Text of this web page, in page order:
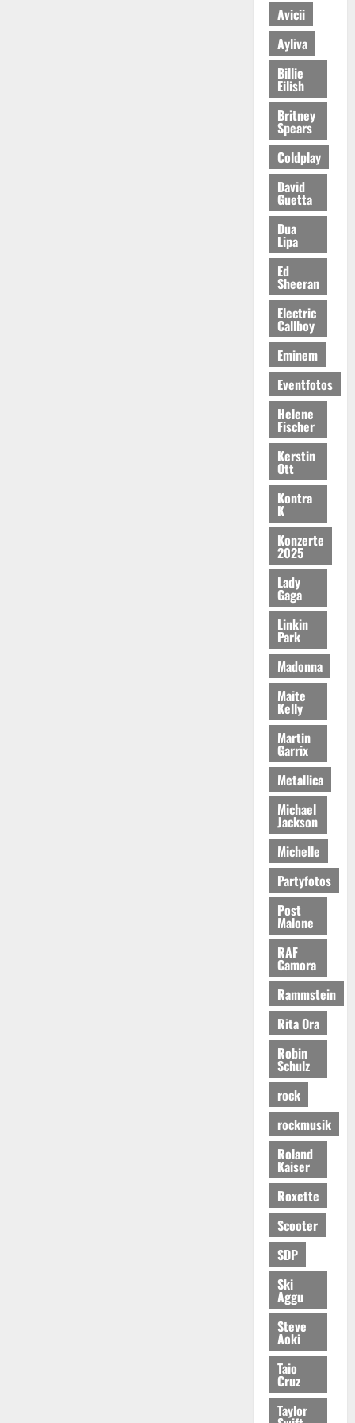
Avicii
Ayliva
Billie
Eilish
Britney
Spears
Coldplay
David
Guetta
Dua
Lipa
Ed
Sheeran
Electric
Callboy
Eminem
Eventfotos
Helene
Fischer
Kerstin
Ott
Kontra
K
Konzerte
2025
Lady
Gaga
Linkin
Park
Madonna
Maite
Kelly
Martin
Garrix
Metallica
Michael
Jackson
Michelle
Partyfotos
Post
Malone
RAF
Camora
Rammstein
Rita Ora
Robin
Schulz
rock
rockmusik
Roland
Kaiser
Roxette
Scooter
SDP
Ski
Aggu
Steve
Aoki
Taio
Cruz
Taylor